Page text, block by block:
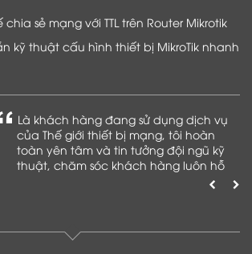
sẻ mạng với TTL trên Router Mikrotik
kỹ thuật cấu hình thiết bị MikroTik nhanh
Là khách hàng đang sử dụng dịch vụ
của Thế giới thiết bị mạng, tôi hoàn
toàn yên tâm và tin tưởng đội ngũ kỹ
thuật, chăm sóc khách hàng luôn hỗ